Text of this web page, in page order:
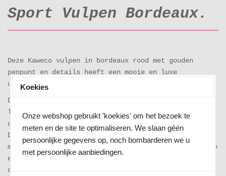
Sport Vulpen Bordeaux.
Deze Kaweco vulpen in bordeaux rood met gouden
penpunt en details heeft een mooie en luxe
uitstraling.
De Kaweco Sport Serie heeft zijn kwaliteiten in de
loop der jaren bewezen. Het ontwerp van de pennen
uit deze serie is sinds 1935 nauwelijks gewijzigd.
De Vulpen in gesloten toestand is maar 10,5 cm lang
met en met de dop aan de achtekant geschroefd heb je
een pen van 13,5 cm in je hand. Je kunt kiezen uit
de penpunten; Medium, Fine en Extra Fine.
Koekies
Onze webshop gebruikt 'koekies' om het bezoek te
meten en de site te optimaliseren. We slaan géén
persoonlijke gegevens op, noch bombarderen we u
met persoonlijke aanbiedingen.